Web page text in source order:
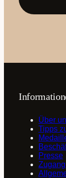
Über
Tipps
Presse